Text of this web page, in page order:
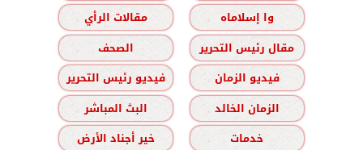
وا إسلاماه
مقالات الرأي
مقال رئيس التحرير
الصحف
فيديو الزمان
فيديو رئيس التحرير
الزمان الخالد
البث المباشر
خدمات
خير أجناد الأرض